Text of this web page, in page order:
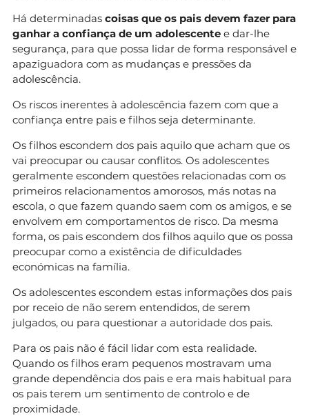
Há determinadas coisas que os pais devem fazer para
ganhar a confiança de um adolescente e dar-lhe
segurança, para que possa lidar de forma responsável e
apaziguadora com as mudanças e pressões da
adolescência.
Os riscos inerentes à adolescência fazem com que a
confiança entre pais e filhos seja determinante.
Os filhos escondem dos pais aquilo que acham que os
vai preocupar ou causar conflitos. Os adolescentes
geralmente escondem questões relacionadas com os
primeiros relacionamentos amorosos, más notas na
escola, o que fazem quando saem com os amigos, e se
envolvem em comportamentos de risco. Da mesma
forma, os pais escondem dos filhos aquilo que os possa
preocupar como a existência de dificuldades
económicas na família.
Os adolescentes escondem estas informações dos pais
por receio de não serem entendidos, de serem
julgados, ou para questionar a autoridade dos pais.
Para os pais não é fácil lidar com esta realidade.
Quando os filhos eram pequenos mostravam uma
grande dependência dos pais e era mais habitual para
os pais terem um sentimento de controlo e de
proximidade.